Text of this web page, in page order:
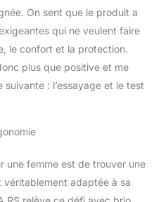
On sent que le produit a
qui ne veulent faire
le confort et la protection.
plus que positive et me
: l’essayage et le test
une femme est de trouver une
véritablement adaptée à sa